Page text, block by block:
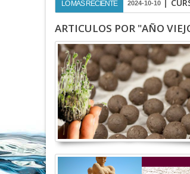
LO MÁS RECIENTE 2024-10-10
ARTICULOS POR "AÑO